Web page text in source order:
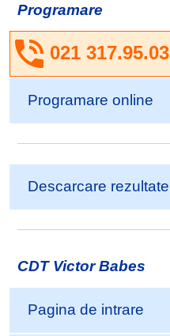
Programare
021 317.95.03
Programare online
Descarcare rezultate
CDT Victor Babes
Pagina de intrare